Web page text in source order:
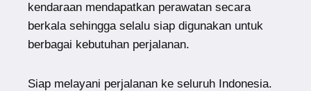
kendaraan mendapatkan perawatan secara
berkala sehingga selalu siap digunakan untuk
berbagai kebutuhan perjalanan.
Siap melayani perjalanan ke seluruh Indonesia.